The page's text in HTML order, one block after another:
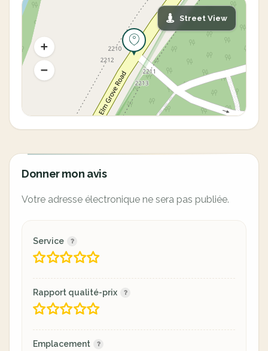
Street View
Donner mon avis
Votre adresse électronique ne sera pas publiée.
Service
Rapport qualité-prix
Emplacement